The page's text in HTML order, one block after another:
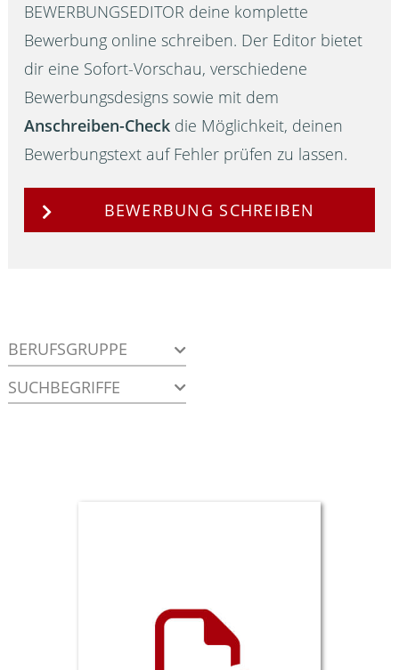
BEWERBUNGSEDITOR deine komplette
Bewerbung online schreiben. Der Editor bietet
dir eine Sofort-Vorschau, verschiedene
Bewerbungsdesigns sowie mit dem
Anschreiben-Check die Möglichkeit, deinen
Bewerbungstext auf Fehler prüfen zu lassen.
BEWERBUNG SCHREIBEN
BERUFSGRUPPE
SUCHBEGRIFFE